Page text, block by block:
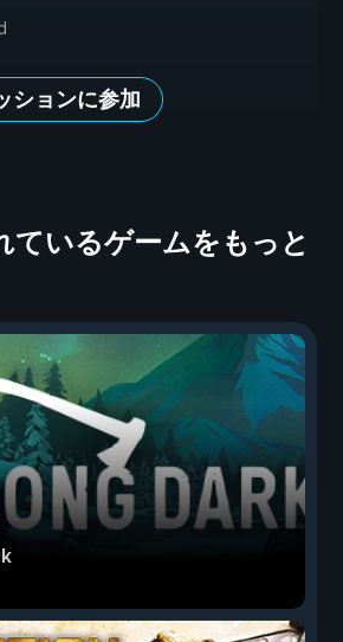
ションに参加
ているゲームをもっと